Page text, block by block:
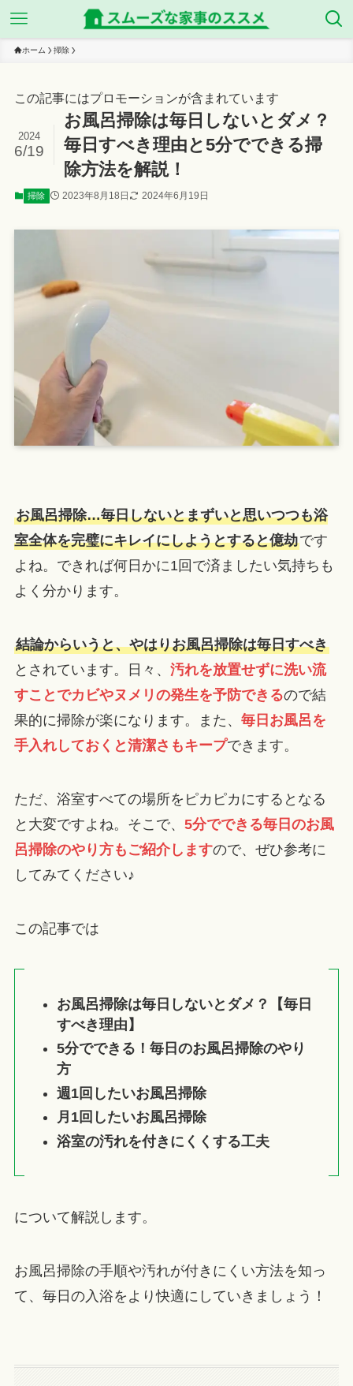
ホーム 掃除
この記事にはプロモーションが含まれています
お風呂掃除は毎日しないとダメ？
毎日すべき理由と5分でできる掃
除方法を解説！
2024
6/19
掃除 2023年8月18日 2024年6月19日
お風呂掃除…毎日しないとまずいと思いつつも浴
室全体を完璧にキレイにしようとすると億劫です
よね。できれば何日かに1回で済ましたい気持ちも
よく分かります。
結論からいうと、やはりお風呂掃除は毎日すべき
とされています。日々、 汚れを放置せずに洗い流
すことでカビやヌメリの発生を予防できるので結
果的に掃除が楽になります。また、 毎日お風呂を
手入れしておくと清潔さもキープできます。
ただ、浴室すべての場所をピカピカにするとなる
と大変ですよね。そこで、 5分でできる毎日のお風
呂掃除のやり方もご紹介しますので、ぜひ参考に
してみてください♪
この記事では
お風呂掃除は毎日しないとダメ？【毎日
すべき理由】
5分でできる！毎日のお風呂掃除のやり
方
週1回したいお風呂掃除
月1回したいお風呂掃除
浴室の汚れを付きにくくする工夫
について解説します。
お風呂掃除の手順や汚れが付きにくい方法を知っ
て、毎日の入浴をより快適にしていきましょう！